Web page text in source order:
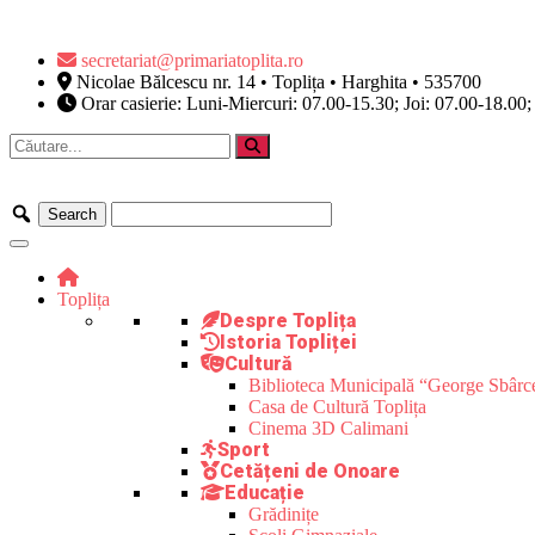
secretariat@primariatoplita.ro
Nicolae Bălcescu nr. 14 • Toplița • Harghita • 535700
Orar casierie: Luni-Miercuri: 07.00-15.30; Joi: 07.00-
Toplița
Despre Toplița
Istoria Topliței
Cultură
Biblioteca Municipală “George
Casa de Cultură Toplița
Cinema 3D Calimani
Sport
Cetățeni de Onoare
Educație
Grădinițe